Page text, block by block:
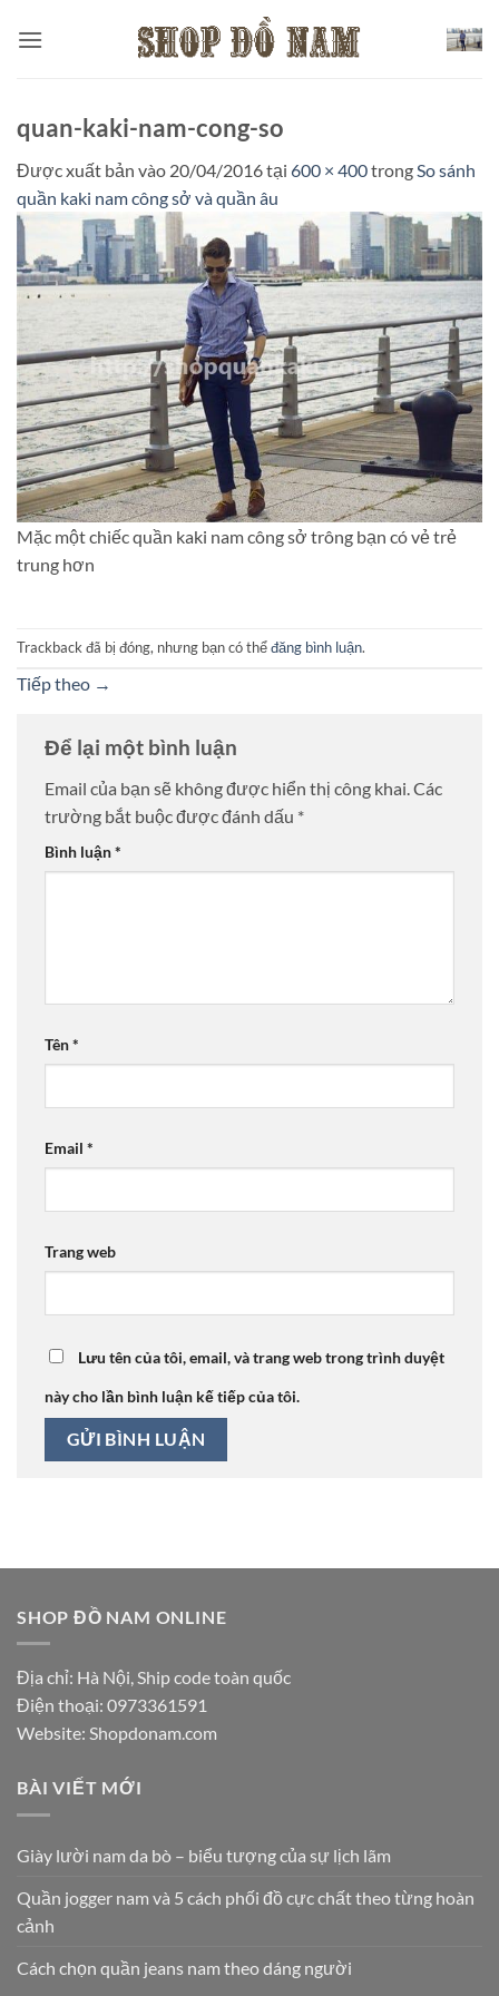
qua
quan-kaki-nam-cong-so
Được xuất bản vào 20/04/2016tại 600 × 400trongSo sánh
quần kaki nam công sở và quần âu
Mặc một chiếc quần kaki nam công sở trông bạn có vẻ trẻ
trung hơn
Trackback đã bị đóng, nhưng bạn có thểđăng bình luận.
Tiếp theo →
Để lại một bình luận
Email của bạn sẽ không được hiển thị công khai.Các
trường bắt buộc được đánh dấu *
Bình luận*
Tên*
Email *
Trang web
Lưu tên của tôi, email, và trang web trong trình duyệt
này cho lần bình luận kế tiếp của tôi.
SHOP ĐỒ NAM ONLINE
Địa chỉ: Hà Nội, Ship code toàn quốc
Điện thoại: 0973361591
Website: Shopdonam.com
BÀI VIẾT MỚI
Giày lười nam da bò – biểu tượng của sự lịch lãm
Quần jogger nam và 5 cách phối đồ cực chất theo từng hoàn
cảnh
Cách chọn quần jeans nam theo dáng người